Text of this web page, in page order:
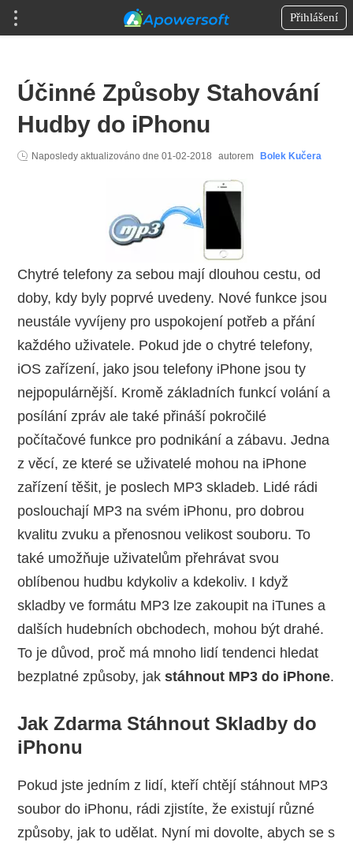
Přihlášení
Účinné Způsoby Stahování
Hudby do iPhonu
Naposledy aktualizováno dne01-02-2018 autorem Bolek Kučera
Chytré telefony za sebou mají dlouhou cestu, od
doby, kdy byly poprvé uvedeny. Nové funkce jsou
neustále vyvíjeny pro uspokojení potřeb a přání
každého uživatele. Pokud jde o chytré telefony,
iOS zařízení, jako jsou telefony iPhone jsou ty
nejpopulárnější. Kromě základních funkcí volání a
posílání zpráv ale také přináší pokročilé
počítačové funkce pro podnikání a zábavu. Jedna
z věcí, ze které se uživatelé mohou na iPhone
zařízení těšit, je poslech MP3 skladeb. Lidé rádi
poslouchají MP3 na svém iPhonu, pro dobrou
kvalitu zvuku a přenosnou velikost souboru. To
také umožňuje uživatelům přehrávat svou
oblíbenou hudbu kdykoliv a kdekoliv. I když
skladby ve formátu MP3 lze zakoupit na iTunes a
dalších hudebních obchodech, mohou být drahé.
To je důvod, proč má mnoho lidí tendenci hledat
bezplatné způsoby, jakstáhnout MP3 do iPhone.
Jak Zdarma Stáhnout Skladby do
iPhonu
Pokud jste jedním z lidí, kteří chtějí stáhnout MP3
soubor do iPhonu, rádi zjistíte, že existují různé
způsoby, jak to udělat. Nyní mi dovolte, abych se s